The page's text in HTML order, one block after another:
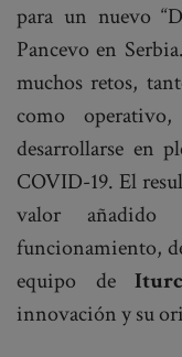
para un nuevo
Pancevo en
muchos retos,
como
desarrollarse en
COVID-19. El
valor añadido
funcionamiento,
equipo de
innovación y su